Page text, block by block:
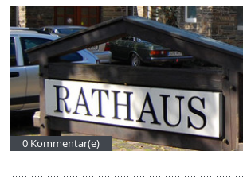
0 Kommentar(e)